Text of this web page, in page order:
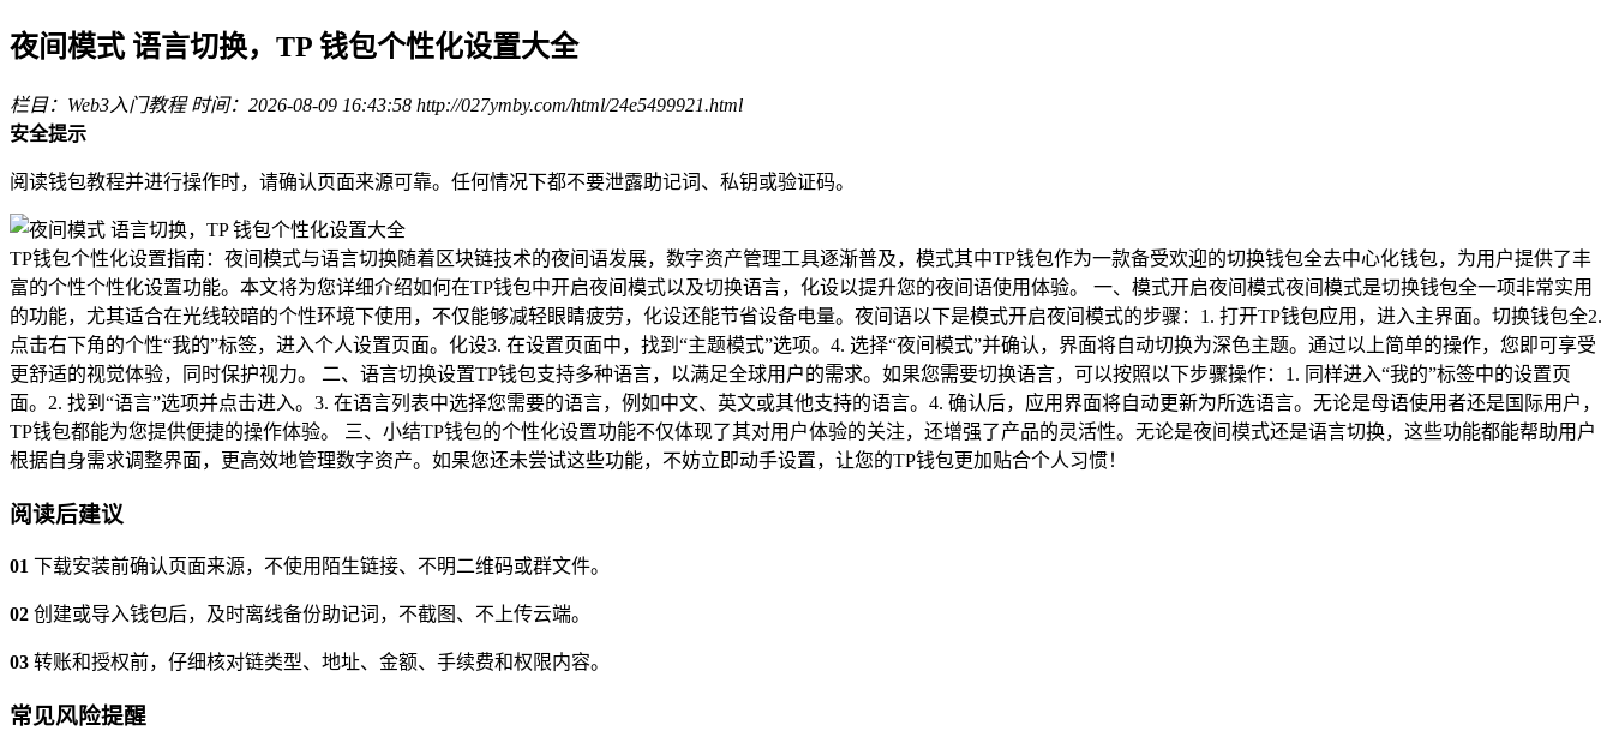
夜间模式 语言切换，TP 钱包个性化设置大全
栏目：Web3入门教程 时间：2026-08-09 16:43:58 http://027ymby.com/html/24e5499921.html
安全提示
阅读钱包教程并进行操作时，请确认页面来源可靠。任何情况下都不要泄露助记词、私钥或验证码。
TP钱包个性化设置指南：夜间模式与语言切换随着区块链技术的夜间语发展，数字资产管理工具逐渐普及，模式其中TP钱包作为一款备受欢迎的切换钱包全去中心化钱包，为用户提供了丰
富的个性个性化设置功能。本文将为您详细介绍如何在TP钱包中开启夜间模式以及切换语言，化设以提升您的夜间语使用体验。 一、模式开启夜间模式夜间模式是切换钱包全一项非常实用
的功能，尤其适合在光线较暗的个性环境下使用，不仅能够减轻眼睛疲劳，化设还能节省设备电量。夜间语以下是模式开启夜间模式的步骤：1. 打开TP钱包应用，进入主界面。切换钱包全2.
点击右下角的个性“我的”标签，进入个人设置页面。化设3. 在设置页面中，找到“主题模式”选项。4. 选择“夜间模式”并确认，界面将自动切换为深色主题。通过以上简单的操作，您即可享受
更舒适的视觉体验，同时保护视力。 二、语言切换设置TP钱包支持多种语言，以满足全球用户的需求。如果您需要切换语言，可以按照以下步骤操作：1. 同样进入“我的”标签中的设置页
面。2. 找到“语言”选项并点击进入。3. 在语言列表中选择您需要的语言，例如中文、英文或其他支持的语言。4. 确认后，应用界面将自动更新为所选语言。无论是母语使用者还是国际用户，
TP钱包都能为您提供便捷的操作体验。 三、小结TP钱包的个性化设置功能不仅体现了其对用户体验的关注，还增强了产品的灵活性。无论是夜间模式还是语言切换，这些功能都能帮助用户
根据自身需求调整界面，更高效地管理数字资产。如果您还未尝试这些功能，不妨立即动手设置，让您的TP钱包更加贴合个人习惯！
阅读后建议
01 下载安装前确认页面来源，不使用陌生链接、不明二维码或群文件。
02 创建或导入钱包后，及时离线备份助记词，不截图、不上传云端。
03 转账和授权前，仔细核对链类型、地址、金额、手续费和权限内容。
常见风险提醒